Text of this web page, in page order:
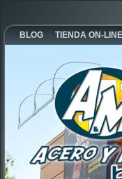
BLOG TIENDA ON-LINE